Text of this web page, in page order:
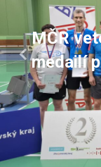
MČR
v bojích
místo
Previous